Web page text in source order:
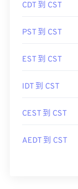
CDT 到 CST
PST 到 CST
EST 到 CST
IDT 到 CST
CEST 到 CST
AEDT 到 CST